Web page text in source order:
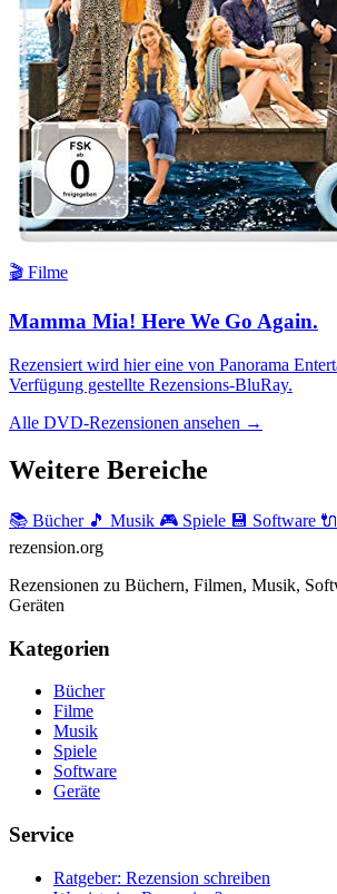
🎬 Filme
Mamma Mia! Here We Go Again.
Rezensiert wird hier eine von Panorama
Verfügung gestellte Rezensions-BluRay.
Alle DVD-Rezensionen ansehen →
Weitere Bereiche
📚 Bücher 🎵 Musik 🎮 Spiele 💾 Software
rezension.org
Rezensionen zu Büchern, Filmen, Musik,
Geräten
Kategorien
Bücher
Filme
Musik
Spiele
Software
Geräte
Service
Ratgeber: Rezension schreiben